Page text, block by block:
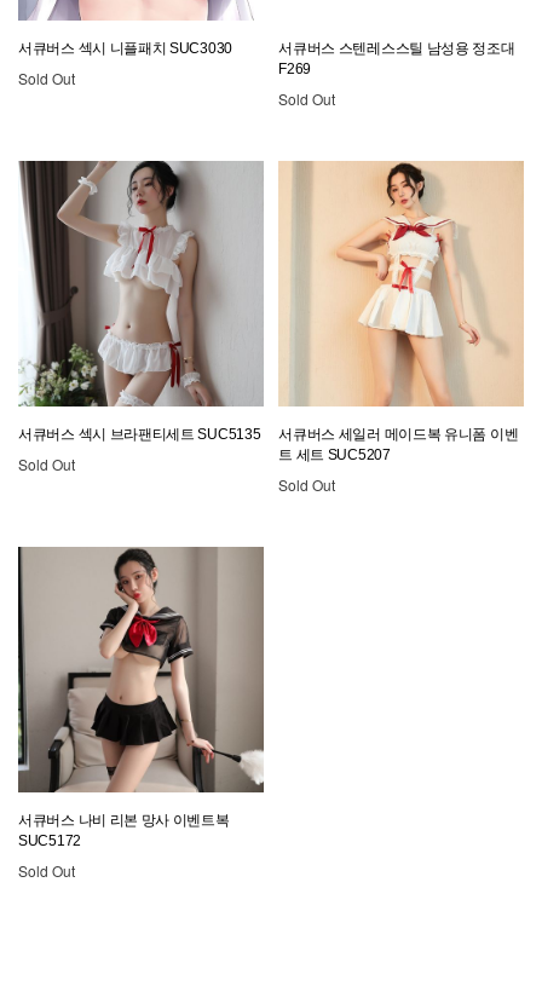
서큐버스 섹시 니플패치 SUC3030
Sold Out
서큐버스 스텐레스스틸 남성용 정조대
F269
Sold Out
서큐버스 섹시 브라팬티세트 SUC5135
Sold Out
서큐버스 세일러 메이드복 유니폼 이벤
트 세트 SUC5207
Sold Out
서큐버스 나비 리본 망사 이벤트복
SUC5172
Sold Out